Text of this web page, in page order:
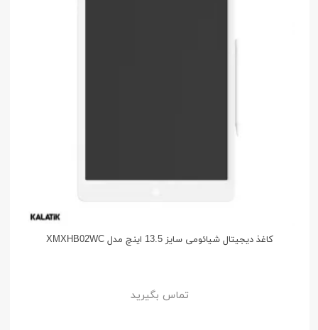
کاغذ دیجیتال شیائومی سایز 13.5 اینچ مدل XMXHB02WC
تماس بگیرید